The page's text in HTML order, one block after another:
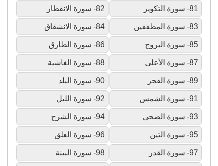
81- سورة التكوير 82- سورة الانفطار
83- سورة المطففين 84- سورة الانشقاق
85- سورة البروج 86- سورة الطارق
87- سورة الأعلى 88- سورة الغاشية
89- سورة الفجر 90- سورة البلد
91- سورة الشمس 92- سورة الليل
93- سورة الضحى 94- سورة الشرح
95- سورة التين 96- سورة العلق
97- سورة القدر 98- سورة البينة